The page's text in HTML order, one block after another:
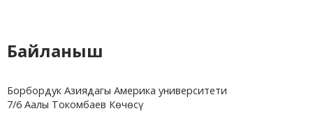
Байланыш
Борбордук Азиядагы Америка университети
7/6 Аалы Токомбаев Көчөсү